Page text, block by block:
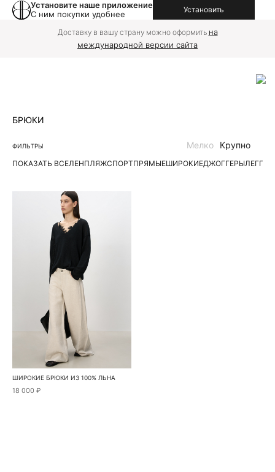
Установите наше приложение
С ним покупки удобнее
Установить
Доставку в вашу страну можно оформить на
международной версии сайта
БРЮКИ
ФИЛЬТРЫ
ПОКАЗАТЬ ВСЕЛЕНПЛЯЖСПОРТПРЯМЫЕШИРОКИЕДЖОГГЕРЫ
Мелко Крупно
ШИРОКИЕ БРЮКИ ИЗ 100% ЛЬНА
18 000 ₽